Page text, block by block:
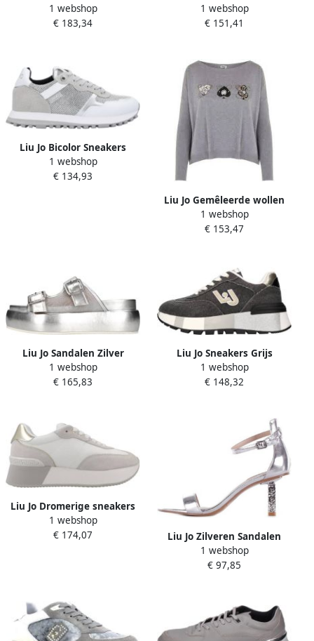
Zilver Stof en Synthetisch
1 webshop
€ 183,34
Leren Sneakers
1 webshop
€ 151,41
Liu Jo Bicolor Sneakers
Wonder 01
1 webshop
€ 134,93
Liu Jo Gemêleerde wollen
trui met boothals
1 webshop
€ 153,47
Liu Jo Sandalen Zilver
1 webshop
€ 165,83
Liu Jo Sneakers Grijs
1 webshop
€ 148,32
Liu Jo Dromerige sneakers
van synthetisch leer
1 webshop
€ 174,07
Liu Jo Zilveren Sandalen
Gesp Sluiting Leren Zool
1 webshop
€ 97,85